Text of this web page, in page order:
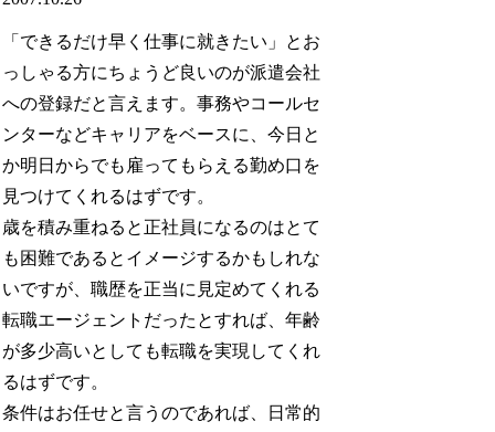
「できるだけ早く仕事に就きたい」とお
っしゃる方にちょうど良いのが派遣会社
への登録だと言えます。事務やコールセ
ンターなどキャリアをベースに、今日と
か明日からでも雇ってもらえる勤め口を
見つけてくれるはずです。
歳を積み重ねると正社員になるのはとて
も困難であるとイメージするかもしれな
いですが、職歴を正当に見定めてくれる
転職エージェントだったとすれば、年齢
が多少高いとしても転職を実現してくれ
るはずです。
条件はお任せと言うのであれば、日常的